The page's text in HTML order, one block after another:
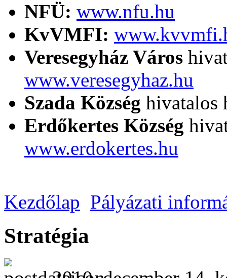
NFÜ: www.nfu.hu
KvVMFI:
Veresegyház Város
www.veresegyhaz.hu
Szada Község hivatalos
Erdőkertes Község
www.erdokertes.hu
Kezdőlap Pályázati
Stratégia